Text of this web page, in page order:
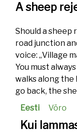
A sheep
Should a sheep
road junction
voice: „Village
You must
walks along the
go back, the
Eesti
Võro
Kui